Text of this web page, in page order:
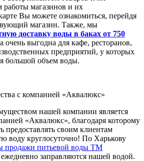
работы магазинов и их
Вы можете ознакомиться, перейдя
магазин. Также, мы
доставку воды в баках от 750
очень выгодна для кафе, ресторанов,
предприятий, у которых
большой объем воды.
с компанией «Аквалюкс»
нашей компании является
«Аквалюкс», благодаря которому
предоставлять своим клиентам
воду круглосуточно! По Харькову
продажи питьевой воды ТМ
заправляются нашей водой.